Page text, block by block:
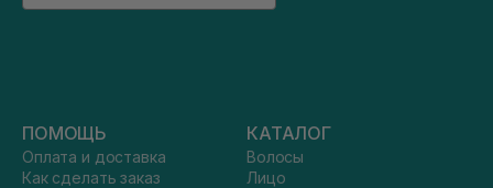
ПОМОЩЬ
Оплата и доставка
Как сделать заказ
КАТАЛОГ
Волосы
Лицо